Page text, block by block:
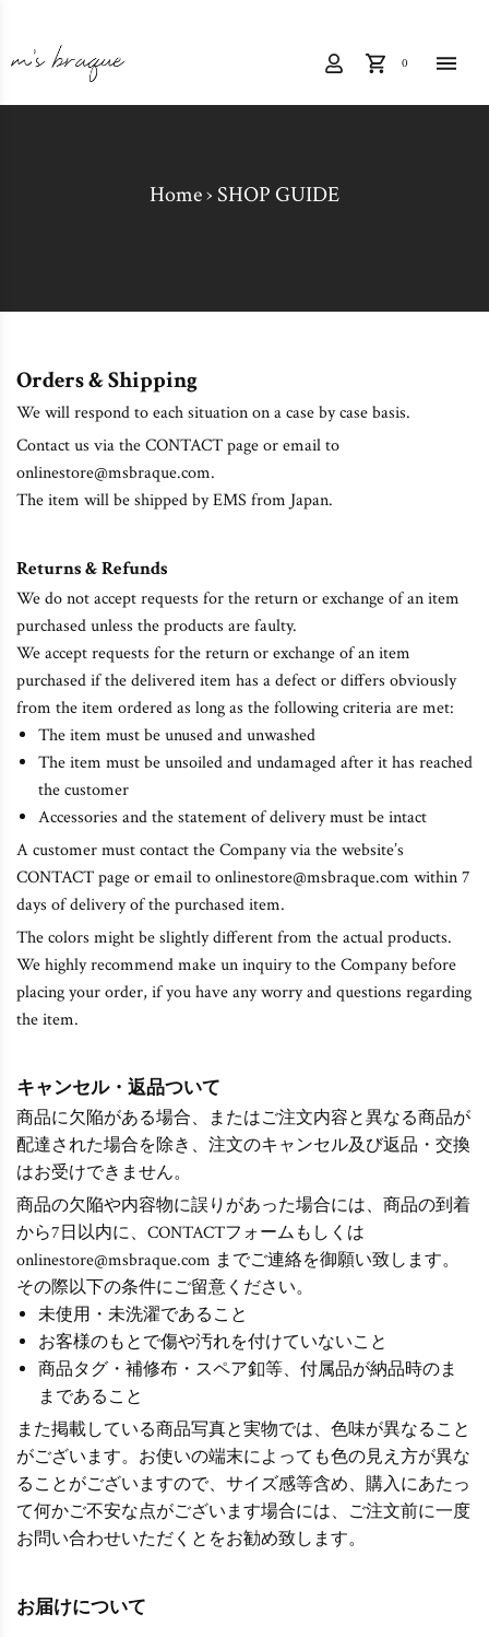
0
Home› SHOP GUIDE
Orders & Shipping
We will respond to each situation on a case by case basis.
Contact us via the CONTACT page or email to
onlinestore@msbraque.com.
The item will be shipped by EMS from Japan.
Returns & Refunds
We do not accept requests for the return or exchange of an item
purchased unless the products are faulty.
We accept requests for the return or exchange of an item
purchased if the delivered item has a defect or differs obviously
from the item ordered as long as the following criteria are met:
The item must be unused and unwashed
The item must be unsoiled and undamaged after it has reached
the customer
Accessories and the statement of delivery must be intact
A customer must contact the Company via the website’s
CONTACT page or email to onlinestore@msbraque.com within 7
days of delivery of the purchased item.
The colors might be slightly different from the actual products.
We highly recommend make un inquiry to the Company before
placing your order, if you have any worry and questions regarding
the item.
キャンセル・返品ついて
商品に欠陥がある場合、またはご注文内容と異なる商品が
配達された場合を除き、注文のキャンセル及び返品・交換
はお受けできません。
商品の欠陥や内容物に誤りがあった場合には、商品の到着
から7日以内に、CONTACTフォームもしくは
onlinestore@msbraque.com までご連絡を御願い致します。
その際以下の条件にご留意ください。
未使用・未洗濯であること
お客様のもとで傷や汚れを付けていないこと
商品タグ・補修布・スペア釦等、付属品が納品時のま
まであること
また掲載している商品写真と実物では、色味が異なること
がございます。お使いの端末によっても色の見え方が異な
ることがございますので、サイズ感等含め、購入にあたっ
て何かご不安な点がございます場合には、ご注文前に一度
お問い合わせいただくとをお勧め致します。
お届けについて